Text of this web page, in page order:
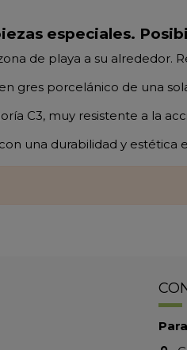
especiales.
de playa a su
gres porcelánico de una
C3, muy resistente a la
una durabilidad y estética